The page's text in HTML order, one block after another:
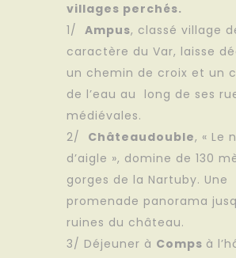
villages perchés.
1/ Ampus, classé village
caractère du Var, laisse
un chemin de croix et un
de l’eau au long de ses
médiévales.
2/ Châteaudouble, « Le
d’aigle », domine de 130
gorges de la Nartuby. Une
promenade panorama
ruines du château.
3/ Déjeuner à Comps à